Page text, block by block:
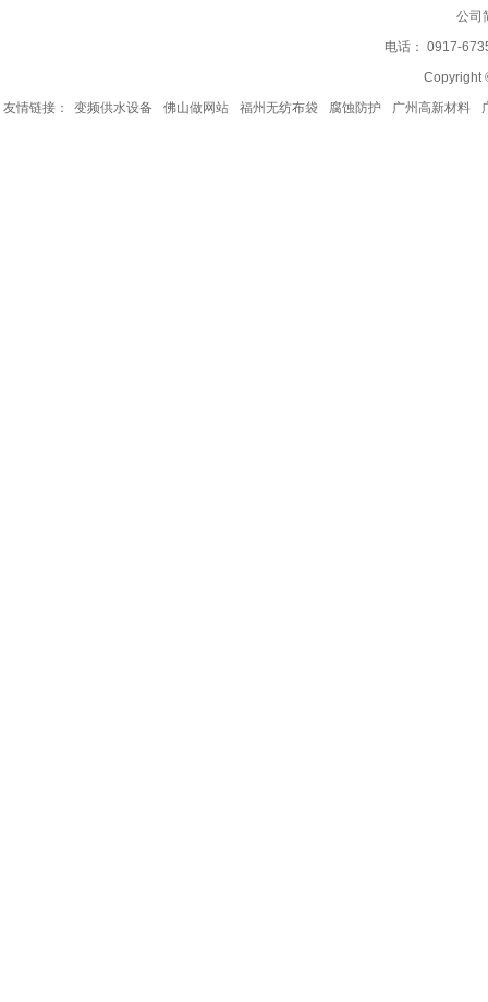
公司
电话： 0917-
Copyright
友情链接：
变频供水设备 佛山做网站 福州无纺布袋 腐蚀防护 广州高新材料